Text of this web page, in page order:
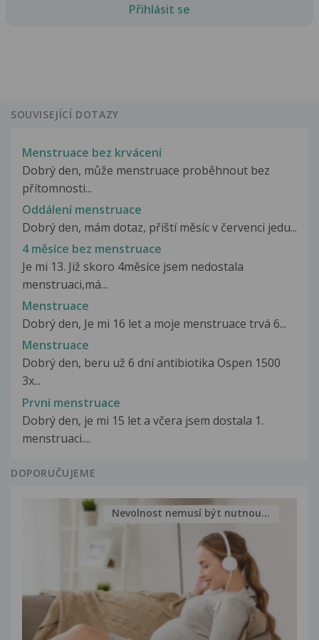
Přihlásit se
SOUVISEJÍCÍ DOTAZY
Menstruace bez krvácení
Dobrý den, může menstruace proběhnout bez
přítomnosti...
Oddálení menstruace
Dobrý den, mám dotaz, příští měsíc v červenci jedu...
4 měsíce bez menstruace
Je mi 13. Již skoro 4měsíce jsem nedostala
menstruaci,má...
Menstruace
Dobrý den, Je mi 16 let a moje menstruace trvá 6...
Menstruace
Dobrý den, beru už 6 dní antibiotika Ospen 1500
3x...
První menstruace
Dobrý den, je mi 15 let a včera jsem dostala 1.
menstruaci....
DOPORUČUJEME
Nevolnost nemusí být nutnou...